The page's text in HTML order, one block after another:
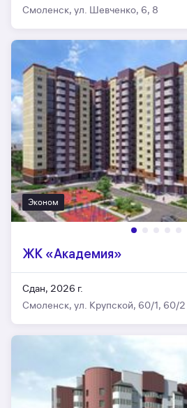
Смоленск, ул. Шевченко, 6, 8
Эконом
ЖК «Академия»
Сдан, 2026 г.
Смоленск, ул. Крупской, 60/1, 60/2